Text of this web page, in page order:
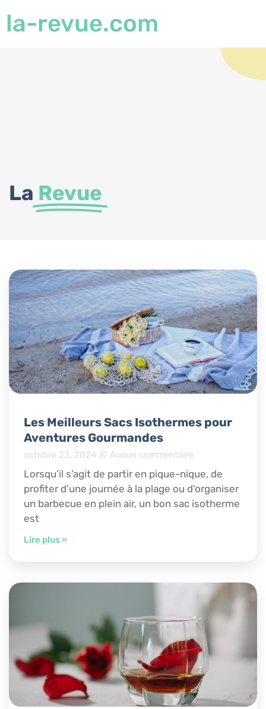
la-revue.com
La Revue
Les Meilleurs Sacs Isothermes pour
Aventures Gourmandes
octobre 23, 2024 Aucun commentaire
Lorsqu’il s’agit de partir en pique-nique, de
profiter d’une journée à la plage ou d’organiser
un barbecue en plein air, un bon sac isotherme
est
Lire plus »